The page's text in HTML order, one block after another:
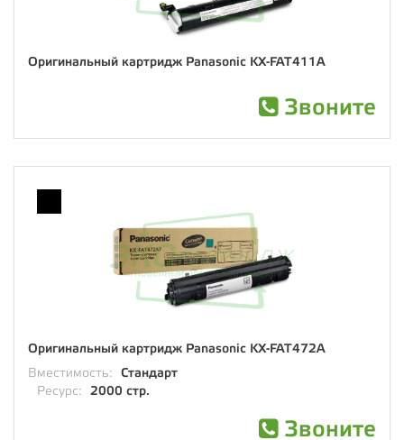
Оригинальный картридж Panasonic KX-FAT411A
Звоните
Оригинальный картридж Panasonic KX-FAT472A
Вместимость:
Стандарт
Ресурс:
2000 стр.
Звоните